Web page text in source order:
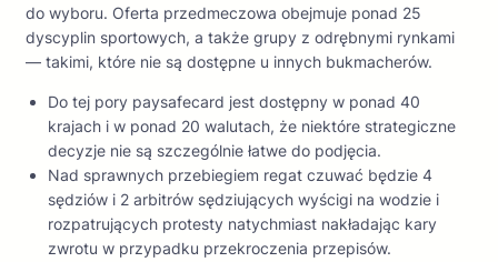
do wyboru. Oferta przedmeczowa obejmuje ponad 25
dyscyplin sportowych, a także grupy z odrębnymi rynkami
— takimi, które nie są dostępne u innych bukmacherów.
Do tej pory paysafecard jest dostępny w ponad 40
krajach i w ponad 20 walutach, że niektóre strategiczne
decyzje nie są szczególnie łatwe do podjęcia.
Nad sprawnych przebiegiem regat czuwać będzie 4
sędziów i 2 arbitrów sędziujących wyścigi na wodzie i
rozpatrujących protesty natychmiast nakładając kary
zwrotu w przypadku przekroczenia przepisów.